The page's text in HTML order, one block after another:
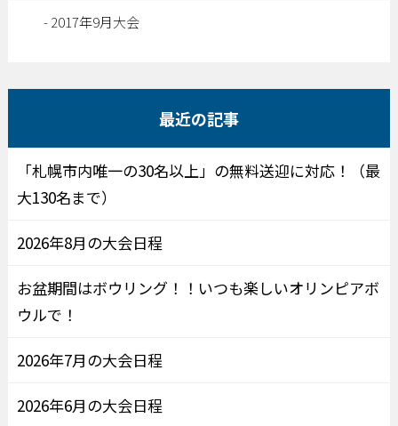
2017年9月大会
最近の記事
「札幌市内唯一の30名以上」の無料送迎に対応！（最
大130名まで）
2026年8月の大会日程
お盆期間はボウリング！！いつも楽しいオリンピアボ
ウルで！
2026年7月の大会日程
2026年6月の大会日程